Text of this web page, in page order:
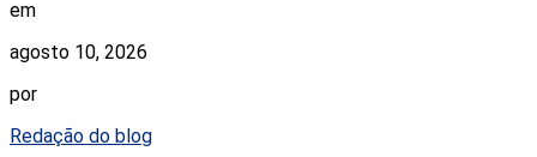
em
agosto 10, 2026
por
Redação do blog